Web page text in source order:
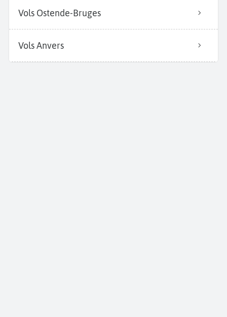
Vols Ostende-Bruges
Vols Anvers